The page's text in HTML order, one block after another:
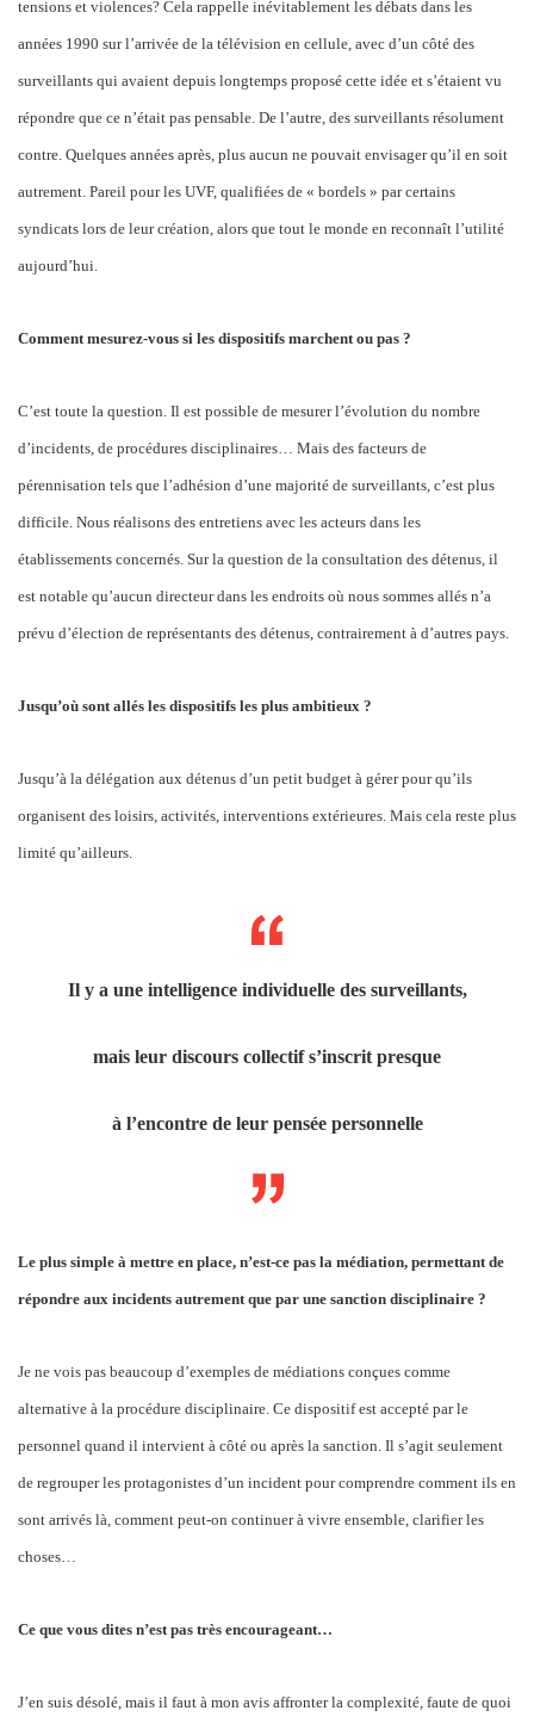
tensions et violences? Cela rappelle inévitablement les débats dans les
années 1990 sur l’arrivée de la télévision en cellule, avec d’un côté des
surveillants qui avaient depuis longtemps proposé cette idée et s’étaient vu
répondre que ce n’était pas pensable. De l’autre, des surveillants résolument
contre. Quelques années après, plus aucun ne pouvait envisager qu’il en soit
autrement. Pareil pour les UVF, qualifiées de « bordels » par certains
syndicats lors de leur création, alors que tout le monde en reconnaît l’utilité
aujourd’hui.
Comment mesurez-vous si les dispositifs marchent ou pas ?
C’est toute la question. Il est possible de mesurer l’évolution du nombre
d’incidents, de procédures disciplinaires… Mais des facteurs de
pérennisation tels que l’adhésion d’une majorité de surveillants, c’est plus
difficile. Nous réalisons des entretiens avec les acteurs dans les
établissements concernés. Sur la question de la consultation des détenus, il
est notable qu’aucun directeur dans les endroits où nous sommes allés n’a
prévu d’élection de représentants des détenus, contrairement à d’autres pays.
Jusqu’où sont allés les dispositifs les plus ambitieux ?
Jusqu’à la délégation aux détenus d’un petit budget à gérer pour qu’ils
organisent des loisirs, activités, interventions extérieures. Mais cela reste plus
limité qu’ailleurs.
Il y a une intelligence individuelle des surveillants,
mais leur discours collectif s’inscrit presque
à l’encontre de leur pensée personnelle
Le plus simple à mettre en place, n’est-ce pas la médiation, permettant de
répondre aux incidents autrement que par une sanction disciplinaire ?
Je ne vois pas beaucoup d’exemples de médiations conçues comme
alternative à la procédure disciplinaire. Ce dispositif est accepté par le
personnel quand il intervient à côté ou après la sanction. Il s’agit seulement
de regrouper les protagonistes d’un incident pour comprendre comment ils en
sont arrivés là, comment peut-on continuer à vivre ensemble, clarifier les
choses…
Ce que vous dites n’est pas très encourageant…
J’en suis désolé, mais il faut à mon avis affronter la complexité, faute de quoi